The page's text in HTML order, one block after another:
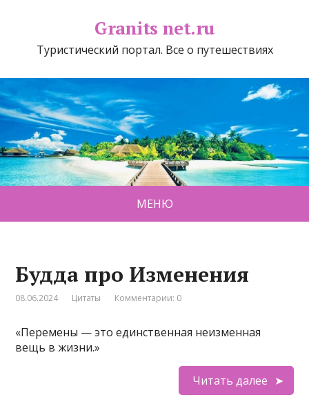
Granits net.ru
Туристический портал. Все о путешествиях
МЕНЮ
Будда про Изменения
08.06.2024 Цитаты Комментарии: 0
«Перемены — это единственная неизменная
вещь в жизни.»
Читать далее